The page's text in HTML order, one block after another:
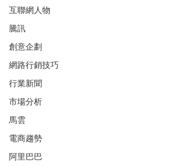
互聯網人物
騰訊
創意企劃
網路行銷技巧
行業新聞
市場分析
馬雲
電商趨勢
阿里巴巴